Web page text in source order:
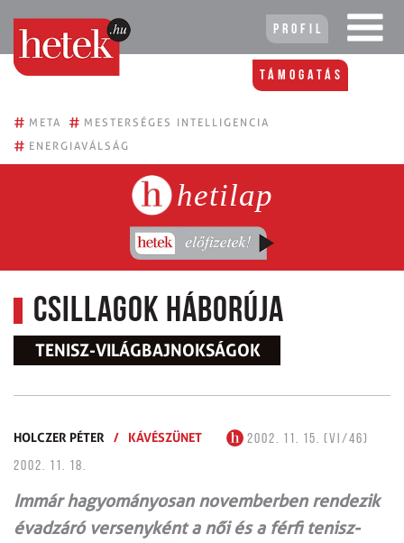
Profil
Támogatás
# META # MESTERSÉGES INTELLIGENCIA
# ENERGIAVÁLSÁG
hetilap
Csillagok háborúja
TENISZ-VILÁGBAJNOKSÁGOK
HOLCZER PÉTER / KÁVÉSZÜNET
2002. 11. 15. (VI/46)
2002. 11. 18.
Immár hagyományosan novemberben rendezik
évadzáró versenyként a női és a férfi tenisz-